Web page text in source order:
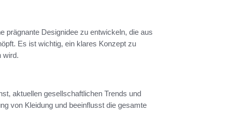
prägnante Designidee zu entwickeln, die aus
Es ist wichtig, ein klares Konzept zu
wird.
aktuellen gesellschaftlichen Trends und
von Kleidung und beeinflusst die gesamte